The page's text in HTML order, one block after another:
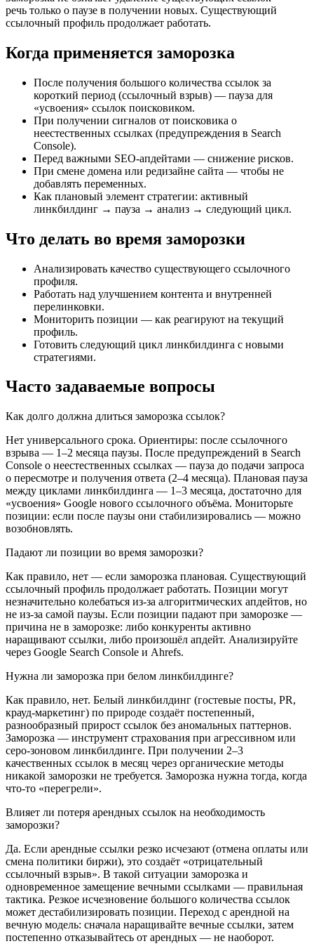
речь только о паузе в получении новых. Существующий
ссылочный профиль продолжает работать.
Когда применяется заморозка
После получения большого количества ссылок за
короткий период (ссылочный взрыв) — пауза для
«усвоения» ссылок поисковиком.
При получении сигналов от поисковика о
неестественных ссылках (предупреждения в Search
Console).
Перед важными SEO-апдейтами — снижение рисков.
При смене домена или редизайне сайта — чтобы не
добавлять переменных.
Как плановый элемент стратегии: активный
линкбилдинг → пауза → анализ → следующий цикл.
Что делать во время заморозки
Анализировать качество существующего ссылочного
профиля.
Работать над улучшением контента и внутренней
перелинковки.
Мониторить позиции — как реагируют на текущий
профиль.
Готовить следующий цикл линкбилдинга с новыми
стратегиями.
Часто задаваемые вопросы
Как долго должна длиться заморозка ссылок?
Нет универсального срока. Ориентиры: после ссылочного
взрыва — 1–2 месяца паузы. После предупреждений в Search
Console о неестественных ссылках — пауза до подачи запроса
о пересмотре и получения ответа (2–4 месяца). Плановая пауза
между циклами линкбилдинга — 1–3 месяца, достаточно для
«усвоения» Google нового ссылочного объёма. Мониторьте
позиции: если после паузы они стабилизировались — можно
возобновлять.
Падают ли позиции во время заморозки?
Как правило, нет — если заморозка плановая. Существующий
ссылочный профиль продолжает работать. Позиции могут
незначительно колебаться из-за алгоритмических апдейтов, но
не из-за самой паузы. Если позиции падают при заморозке —
причина не в заморозке: либо конкуренты активно
наращивают ссылки, либо произошёл апдейт. Анализируйте
через Google Search Console и Ahrefs.
Нужна ли заморозка при белом линкбилдинге?
Как правило, нет. Белый линкбилдинг (гостевые посты, PR,
крауд-маркетинг) по природе создаёт постепенный,
разнообразный прирост ссылок без аномальных паттернов.
Заморозка — инструмент страхования при агрессивном или
серо-зоновом линкбилдинге. При получении 2–3
качественных ссылок в месяц через органические методы
никакой заморозки не требуется. Заморозка нужна тогда, когда
что-то «перегрели».
Влияет ли потеря арендных ссылок на необходимость
заморозки?
Да. Если арендные ссылки резко исчезают (отмена оплаты или
смена политики биржи), это создаёт «отрицательный
ссылочный взрыв». В такой ситуации заморозка и
одновременное замещение вечными ссылками — правильная
тактика. Резкое исчезновение большого количества ссылок
может дестабилизировать позиции. Переход с арендной на
вечную модель: сначала наращивайте вечные ссылки, затем
постепенно отказывайтесь от арендных — не наоборот.